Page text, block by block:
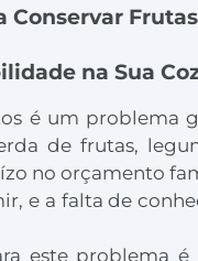
Conservar
na Sua
é um problema
de frutas,
no orçamento
e a falta de
este problema